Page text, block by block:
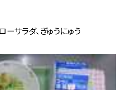
サラダ、ぎゅうにゅう